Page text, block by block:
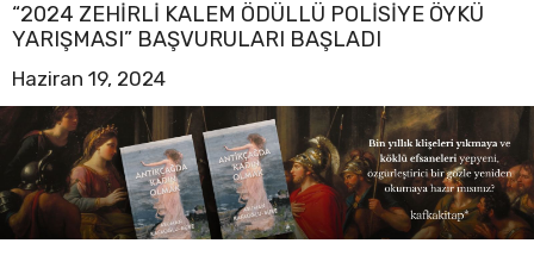
“2024 ZEHIRLI KALEM ÖDÜLLÜ POLISIYE ÖYKÜ
YARIŞMASI” BAŞVURULARI BAŞLADI
Haziran 19, 2024